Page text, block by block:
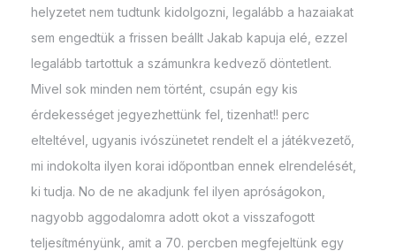
helyzetet nem tudtunk kidolgozni, legalább a hazaiakat
sem engedtük a frissen beállt Jakab kapuja elé, ezzel
legalább tartottuk a számunkra kedvező döntetlent.
Mivel sok minden nem történt, csupán egy kis
érdekességet jegyezhettünk fel, tizenhat!! perc
elteltével, ugyanis ivószünetet rendelt el a játékvezető,
mi indokolta ilyen korai időpontban ennek elrendelését,
ki tudja. No de ne akadjunk fel ilyen apróságokon,
nagyobb aggodalomra adott okot a visszafogott
teljesítményünk, amit a 70. percben megfejeltünk egy